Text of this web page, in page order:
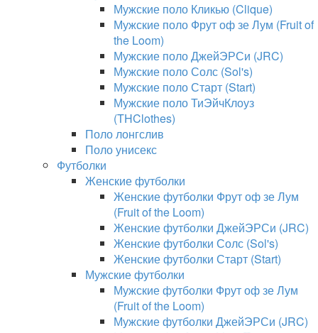
Мужские поло Кликью (Clique)
Мужские поло Фрут оф зе Лум (Fruit of
the Loom)
Мужские поло ДжейЭРСи (JRC)
Мужские поло Солс (Sol's)
Мужские поло Старт (Start)
Мужские поло ТиЭйчКлоуз
(THClothes)
Поло лонгслив
Поло унисекс
Футболки
Женские футболки
Женские футболки Фрут оф зе Лум
(Fruit of the Loom)
Женские футболки ДжейЭРСи (JRC)
Женские футболки Солс (Sol's)
Женские футболки Старт (Start)
Мужские футболки
Мужские футболки Фрут оф зе Лум
(Fruit of the Loom)
Мужские футболки ДжейЭРСи (JRC)